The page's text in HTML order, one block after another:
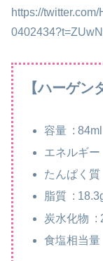
https://
【ハーゲン
容量 : 84ml
エネルギー
たんぱく
脂質 :
炭水化物 :
食塩相当